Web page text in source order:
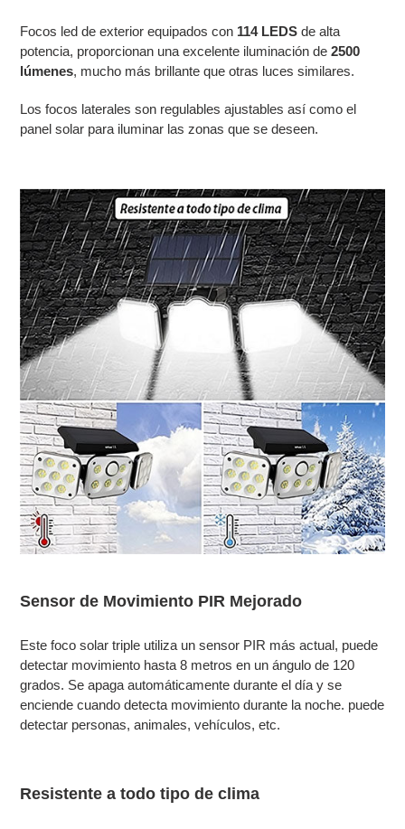
Focos led de exterior equipados con 114 LEDS de alta
potencia, proporcionan una excelente iluminación de 2500
lúmenes, mucho más brillante que otras luces similares.
Los focos laterales son regulables ajustables así como el
panel solar para iluminar las zonas que se deseen.
Sensor de Movimiento PIR Mejorado
Este foco solar triple utiliza un sensor PIR más actual, puede
detectar movimiento hasta 8 metros en un ángulo de 120
grados. Se apaga automáticamente durante el día y se
enciende cuando detecta movimiento durante la noche. puede
detectar personas, animales, vehículos, etc.
Resistente a todo tipo de clima